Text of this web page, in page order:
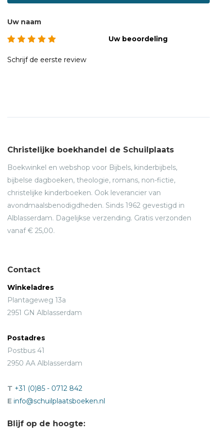
Uw naam
Uw beoordeling
Schrijf de eerste review
Christelijke boekhandel de Schuilplaats
Boekwinkel en webshop voor Bijbels, kinderbijbels,
bijbelse dagboeken, theologie, romans, non-fictie,
christelijke kinderboeken. Ook leverancier van
avondmaalsbenodigdheden. Sinds 1962 gevestigd in
Alblasserdam. Dagelijkse verzending. Gratis verzonden
vanaf € 25,00.
Contact
Winkeladres
Plantageweg 13a
2951 GN Alblasserdam
Postadres
Postbus 41
2950 AA Alblasserdam
T +31 (0)85 - 0712 842
E info@schuilplaatsboeken.nl
Blijf op de hoogte: